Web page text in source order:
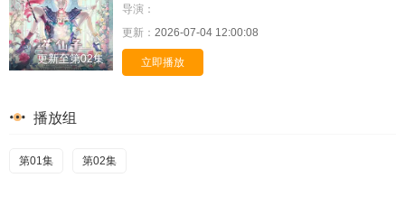
更新至第02集
导演：
更新： 2026-07-04 12:00:08
立即播放
播放组
第01集 第02集